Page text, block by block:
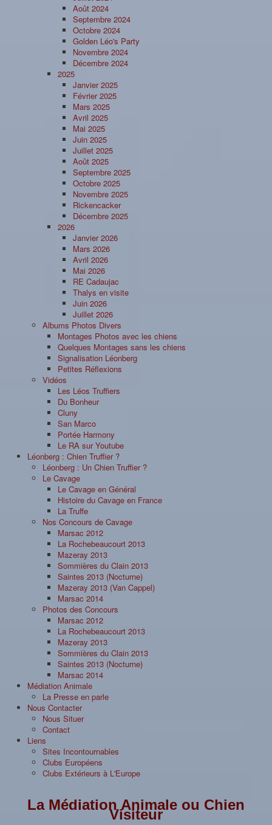
Août 2024
Septembre 2024
Octobre 2024
Golden Léo's Party
Novembre 2024
Décembre 2024
2025
Janvier 2025
Février 2025
Mars 2025
Avril 2025
Mai 2025
Juin 2025
Juillet 2025
Août 2025
Septembre 2025
Octobre 2025
Novembre 2025
Rickencacker
Décembre 2025
2026
Janvier 2026
Mars 2026
Avril 2026
Mai 2026
RE Cadaujac
Thalys en visite
Juin 2026
Juillet 2026
Albums Photos Divers
Montages Photos avec les chiens
Quelques Montages sans les chiens
Signalisation Léonberg
Petites Réflexions
Vidéos
Les Léos Truffiers
Du Bonheur
Cluny
San Marco
Portée Harmony
Le RA sur Youtube
Léonberg : Chien Truffier ?
Léonberg : Un Chien Truffier ?
Le Cavage
Le Cavage en Général
Histoire du Cavage en France
La Truffe
Nos Concours de Cavage
Marsac 2012
La Rochebeaucourt 2013
Mazeray 2013
Sommières du Clain 2013
Saintes 2013 (Nocturne)
Mazeray 2013 (Van Cappel)
Marsac 2014
Photos des Concours
Marsac 2012
La Rochebeaucourt 2013
Mazeray 2013
Sommières du Clain 2013
Saintes 2013 (Nocturne)
Marsac 2014
Médiation Animale
La Presse en parle
Nous Contacter
Nous Situer
Contact
Liens
Sites Incontournables
Clubs Européens
Clubs Extérieurs à L'Europe
La Médiation Animale ou Chien
Visiteur